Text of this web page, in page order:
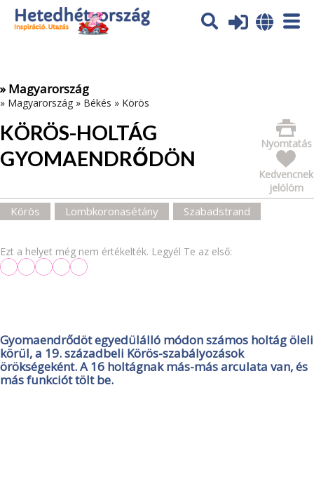
Az oldal sütiket (cookies) használ. További tájékoztatás itt:
Adatvédelmi tájékoztató
» Magyarország
» Magyarország » Békés » Körös
KÖRÖS-HOLTÁG
GYOMAENDRŐDÖN
Nyomtatás
Kedvencnek
jelölöm
Körös Lombkoronasétány Szabadstrand
Ezt a helyet még nem értékelték. Legyél Te az első:
Gyomaendrődöt egyedülálló módon számos holtág öleli
körül, a 19. századbeli Körös-szabályozások
örökségeként. A 16 holtágnak más-más arculata van, és
más funkciót tölt be.